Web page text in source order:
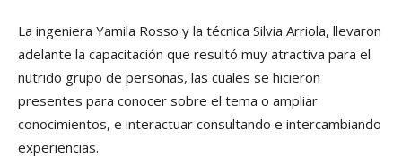
La ingeniera Yamila Rosso y la técnica Silvia Arriola, llevaron
adelante la capacitación que resultó muy atractiva para el
nutrido grupo de personas, las cuales se hicieron
presentes para conocer sobre el tema o ampliar
conocimientos, e interactuar consultando e intercambiando
experiencias.